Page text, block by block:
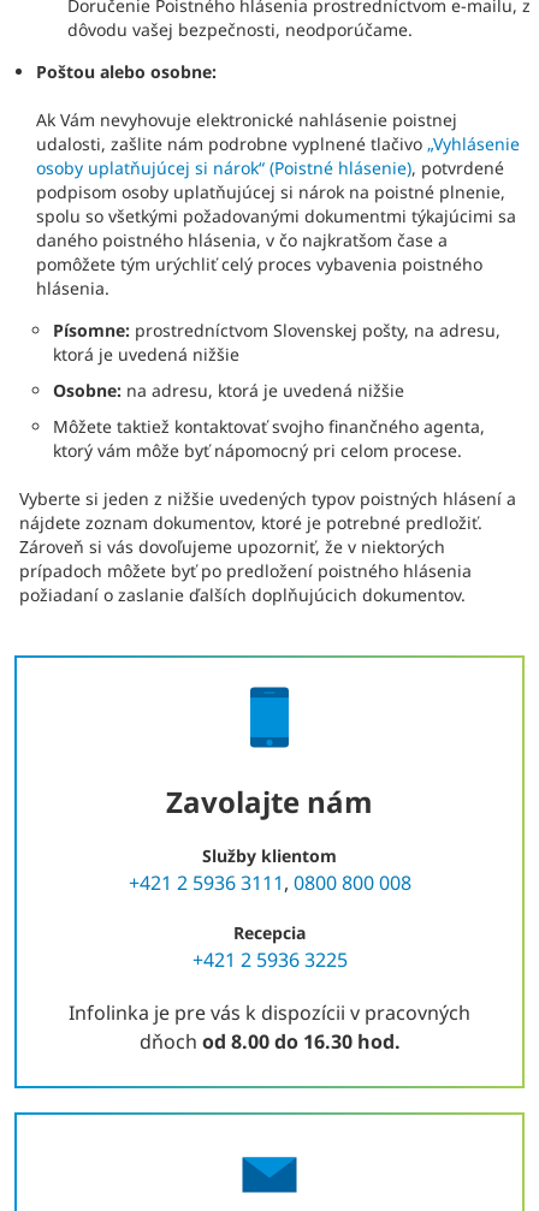
Doručenie Poistného hlásenia prostredníctvom e-mailu, z
dôvodu vašej bezpečnosti, neodporúčame.
Poštou alebo osobne:
Ak Vám nevyhovuje elektronické nahlásenie poistnej
udalosti, zašlite nám podrobne vyplnené tlačivo „Vyhlásenie
osoby uplatňujúcej si nárok“ (Poistné hlásenie), potvrdené
podpisom osoby uplatňujúcej si nárok na poistné plnenie,
spolu so všetkými požadovanými dokumentmi týkajúcimi sa
daného poistného hlásenia, v čo najkratšom čase a
pomôžete tým urýchliť celý proces vybavenia poistného
hlásenia.
Písomne: prostredníctvom Slovenskej pošty, na adresu,
ktorá je uvedená nižšie
Osobne: na adresu, ktorá je uvedená nižšie
Môžete taktiež kontaktovať svojho finančného agenta,
ktorý vám môže byť nápomocný pri celom procese.
Vyberte si jeden z nižšie uvedených typov poistných hlásení a
nájdete zoznam dokumentov, ktoré je potrebné predložiť.
Zároveň si vás dovoľujeme upozorniť, že v niektorých
prípadoch môžete byť po predložení poistného hlásenia
požiadaní o zaslanie ďalších doplňujúcich dokumentov.
Zavolajte nám
Služby klientom
+421 2 5936 3111, 0800 800 008
Recepcia
+421 2 5936 3225
Infolinka je pre vás k dispozícii v pracovných
dňoch od 8.00 do 16.30 hod.